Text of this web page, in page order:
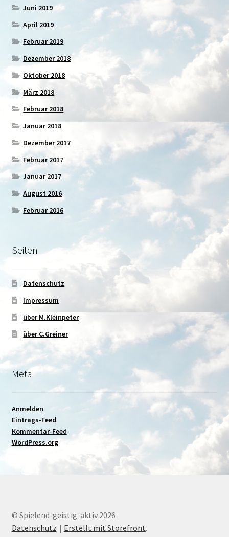
Juni 2019
April 2019
Februar 2019
Dezember 2018
Oktober 2018
März 2018
Februar 2018
Januar 2018
Dezember 2017
Februar 2017
Januar 2017
August 2016
Februar 2016
Seiten
Datenschutz
Impressum
über M.Kleinpeter
über C.Greiner
Meta
Anmelden
Eintrags-Feed
Kommentar-Feed
WordPress.org
© Spielend-geistig-aktiv 2026
Datenschutz
Erstellt mit Storefront.